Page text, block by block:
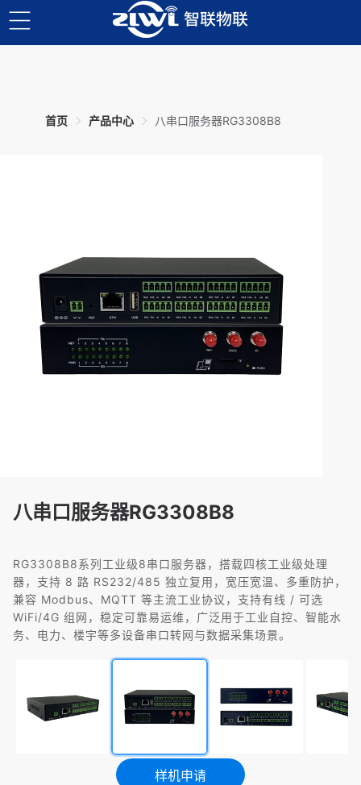
首页 产品中心 八串口服务器RG3308B8
八串口服务器RG3308B8
RG3308B8系列工业级8串口服务器，搭载四核工业级处理
器，支持 8 路 RS232/485 独立复用，宽压宽温、多重防护，
兼容 Modbus、MQTT 等主流工业协议，支持有线 / 可选
WiFi/4G 组网，稳定可靠易运维，广泛用于工业自控、智能水
务、电力、楼宇等多设备串口转网与数据采集场景。
样机申请